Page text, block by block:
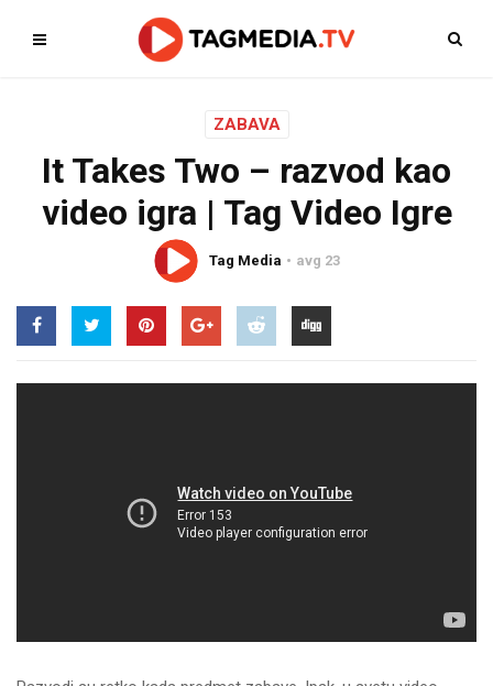
ZABAVA
It Takes Two – razvod kao
video igra | Tag Video Igre
Tag Media avg 23